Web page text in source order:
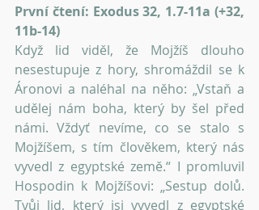
První čtení: Exodus 32, 1.7-11a (+32,
11b-14)
Když lid viděl, že Mojžíš dlouho
nesestupuje z hory, shromáždil se k
Áronovi a naléhal na něho: „Vstaň a
udělej nám boha, který by šel před
námi. Vždyť nevíme, co se stalo s
Mojžíšem, s tím člověkem, který nás
vyvedl z egyptské země.“ I promluvil
Hospodin k Mojžíšovi: „Sestup dolů.
Tvůj lid, který jsi vyvedl z egyptské